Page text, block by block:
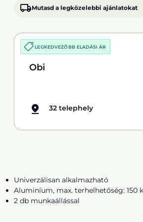
Mutasd a legközelebbi ajánlatokat
LEGKEDVEZŐBB ELADÁSI ÁR
Obi
32 telephely
Univerzálisan alkalmazható
Aluminíum, max. terhelhetőség: 150
2 db munkaállással